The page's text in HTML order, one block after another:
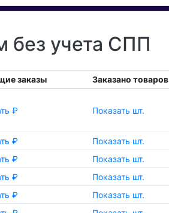
без учета СПП
заказы
Заказано товаров
₽ Показать шт.
₽
Показать шт.
₽
Показать шт.
₽
Показать шт.
₽
Показать шт.